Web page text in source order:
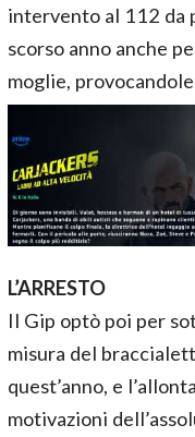
intervento al 112 da
scorso anno anche
moglie,
L’ARRESTO
Il Gip optò poi per
misura del
quest’anno, e
motivazioni